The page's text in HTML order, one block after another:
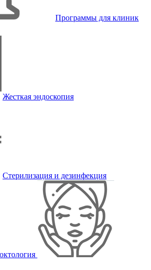
Программы для клиник
Жесткая эндоскопия
Стерилизация и дезинфекция